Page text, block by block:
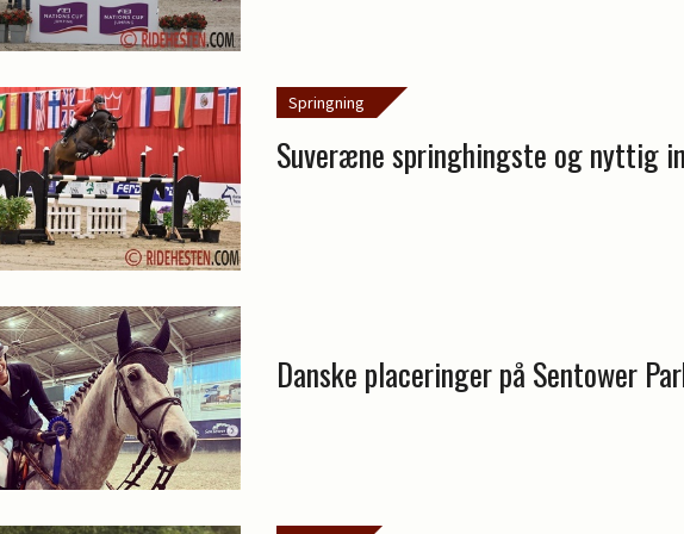
Springning
Suveræne springhingste og nyttig
Danske placeringer på Sentower